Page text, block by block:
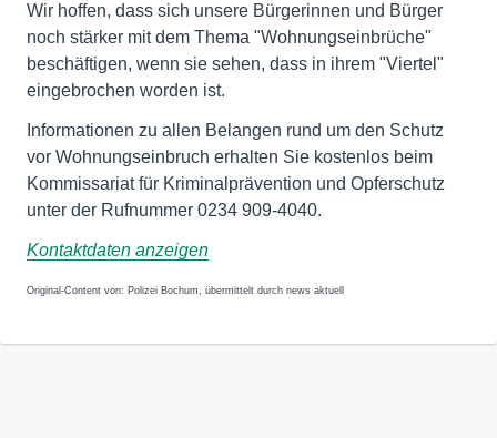
Wir hoffen, dass sich unsere Bürgerinnen und Bürger
noch stärker mit dem Thema "Wohnungseinbrüche"
beschäftigen, wenn sie sehen, dass in ihrem "Viertel"
eingebrochen worden ist.
Informationen zu allen Belangen rund um den Schutz
vor Wohnungseinbruch erhalten Sie kostenlos beim
Kommissariat für Kriminalprävention und Opferschutz
unter der Rufnummer 0234 909-4040.
Kontaktdaten anzeigen
Original-Content von: Polizei Bochum, übermittelt durch news aktuell